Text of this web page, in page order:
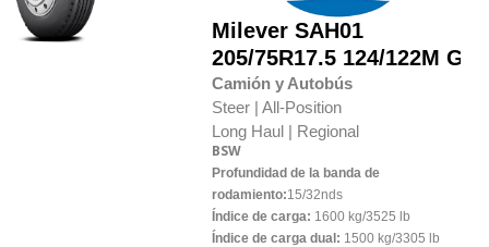
Milever SAH01
205/75R17.5 124/122M G
Camión y Autobús
Steer | All-Position
Long Haul |
Regional
BSW
Profundidad de la banda de
rodamiento:15/32nds
Índice de carga: 1600 kg/3525 lb
Índice de carga dual: 1500 kg/3305 lb